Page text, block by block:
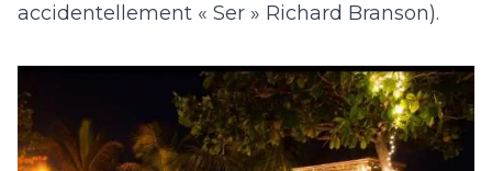
accidentellement « Ser » Richard Branson).